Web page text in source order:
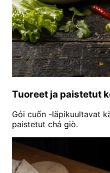
Tuoreet ja paistetut
Gỏi cuốn -läpikuultavat
paistetut chả giò.